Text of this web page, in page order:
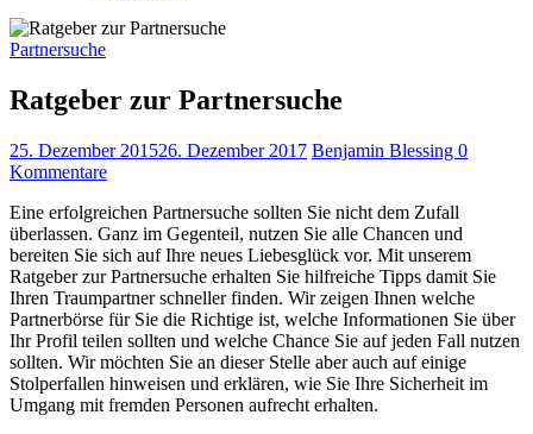
Partnersuche
Ratgeber zur Partnersuche
25. Dezember 201526. Dezember 2017 Benjamin Blessing 0
Kommentare
Eine erfolgreichen Partnersuche sollten Sie nicht dem Zufall
überlassen. Ganz im Gegenteil, nutzen Sie alle Chancen und
bereiten Sie sich auf Ihre neues Liebesglück vor. Mit unserem
Ratgeber zur Partnersuche erhalten Sie hilfreiche Tipps damit Sie
Ihren Traumpartner schneller finden. Wir zeigen Ihnen welche
Partnerbörse für Sie die Richtige ist, welche Informationen Sie über
Ihr Profil teilen sollten und welche Chance Sie auf jeden Fall nutzen
sollten. Wir möchten Sie an dieser Stelle aber auch auf einige
Stolperfallen hinweisen und erklären, wie Sie Ihre Sicherheit im
Umgang mit fremden Personen aufrecht erhalten.